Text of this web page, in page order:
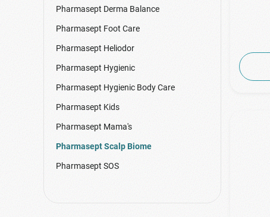
Pharmasept Derma Balance
Pharmasept Foot Care
Pharmasept Heliodor
Pharmasept Hygienic
Pharmasept Hygienic Body Care
Pharmasept Kids
Pharmasept Mama's
Pharmasept Scalp Biome
Pharmasept SOS